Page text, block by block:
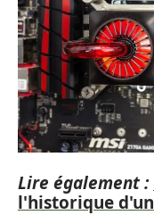
Lire également :
l'historique